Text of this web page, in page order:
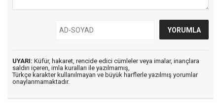
UYARI: Küfür, hakaret, rencide edici cümleler veya imalar, inançlara
saldırı içeren, imla kuralları ile yazılmamış,
Türkçe karakter kullanılmayan ve büyük harflerle yazılmış yorumlar
onaylanmamaktadır.